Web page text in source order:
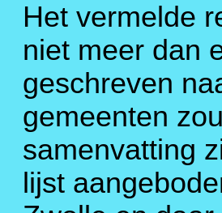
Het vermelde
niet meer dan
geschreven
gemeenten
samenvatting
lijst